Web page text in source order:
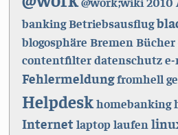
bankingBetriebsausflug
blogosphäre Bremen Bücher
contentfilterdatenschutz
Fehlermeldungfromhell
Helpdeskhomebanking
Internet laptoplaufen